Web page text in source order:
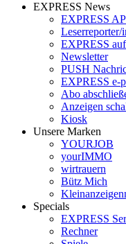
EXPRESS News
EXPRESS
Leserreporter/
EXPRESS
Newsletter
PUSH
EXPRESS e-
Abo
Anzeigen
Kiosk
Unsere Marken
YOURJOB
yourIMMO
wirtrauern
Bütz Mich
Specials
EXPRESS
Rechner